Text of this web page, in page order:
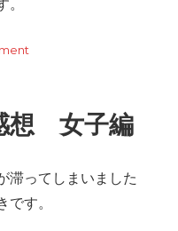
コ
を
す
想 女子編
滞ってしまいました
す。